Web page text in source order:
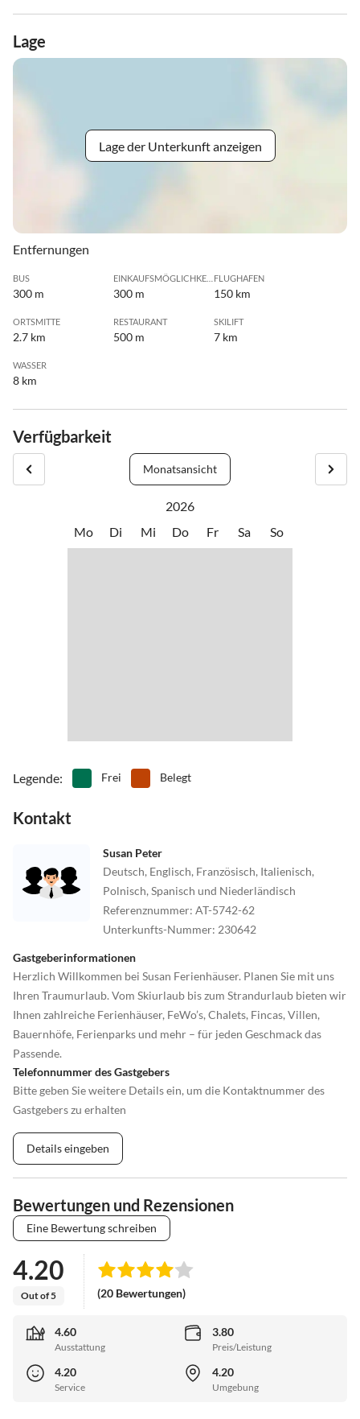
Lage
Lage der Unterkunft anzeigen
Entfernungen
BUS
300 m
EINKAUFSMÖGLICHKEIT
300 m
FLUGHAFEN
150 km
ORTSMITTE
2.7 km
RESTAURANT
500 m
SKILIFT
7 km
WASSER
8 km
Verfügbarkeit
Monatsansicht
2026
Mo
Di Mi Do Fr Sa So
Legende: Frei Belegt
Kontakt
Susan Peter
Deutsch, Englisch, Französisch, Italienisch,
Polnisch, Spanisch und Niederländisch
Referenznummer: AT-5742-62
Unterkunfts-Nummer: 230642
Gastgeberinformationen
Herzlich Willkommen bei Susan Ferienhäuser. Planen Sie mit uns
Ihren Traumurlaub. Vom Skiurlaub bis zum Strandurlaub bieten wir
Ihnen zahlreiche Ferienhäuser, FeWo’s, Chalets, Fincas, Villen,
Bauernhöfe, Ferienparks und mehr – für jeden Geschmack das
Passende.
Telefonnummer des Gastgebers
Bitte geben Sie weitere Details ein, um die Kontaktnummer des
Gastgebers zu erhalten
Details eingeben
Bewertungen und Rezensionen
Eine Bewertung schreiben
4.20
Out of 5 (20 Bewertungen)
4.60
Ausstattung
3.80
Preis/Leistung
4.20
Service
4.20
Umgebung